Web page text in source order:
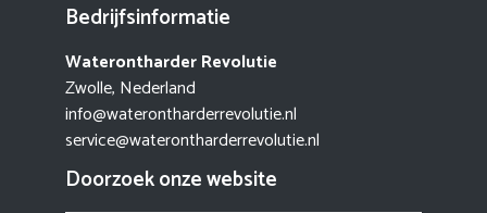
Bedrijfsinformatie
Waterontharder Revolutie
Zwolle, Nederland
info@waterontharderrevolutie.nl
service@waterontharderrevolutie.nl
Doorzoek onze website